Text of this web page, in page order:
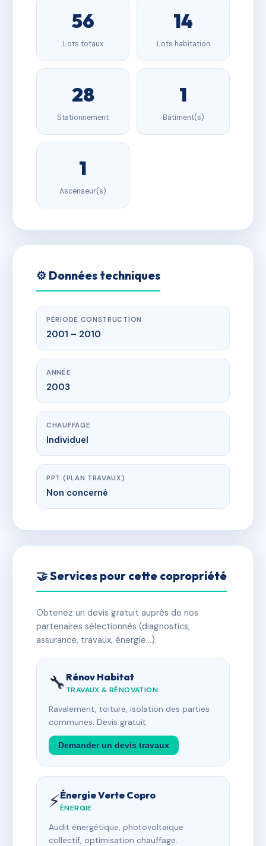
56
Lots totaux
14
Lots habitation
28
Stationnement
1
Bâtiment(s)
1
Ascenseur(s)
⚙️ Données techniques
PÉRIODE CONSTRUCTION
2001 – 2010
ANNÉE
2003
CHAUFFAGE
Individuel
PPT (PLAN TRAVAUX)
Non concerné
🤝 Services pour cette copropriété
Obtenez un devis gratuit auprès de nos
partenaires sélectionnés (diagnostics,
assurance, travaux, énergie…).
🔧 Rénov Habitat
TRAVAUX & RÉNOVATION
Ravalement, toiture, isolation des parties
communes. Devis gratuit.
Demander un devis travaux
⚡Énergie Verte Copro
ÉNERGIE
Audit énergétique, photovoltaïque
collectif, optimisation chauffage.